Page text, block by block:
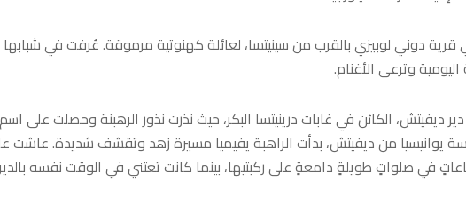
باسم ستوينا زاريتش في قرية دوني لوبيزي بالقرب من سينيتسا، لعائلة كهنوتية مرموقة. عُرفت في شبابها
وترعى الأغنام.
الكائن في غابات درينيتسا البكر، حيث نذرت نذور الرهبنة وحصلت على اسم
يوانيسيا من ديفيتش، بدأت الراهبة يفيميا مسيرة زهد وتقشف شديدة. عاشت
في صلواتٍ طويلةٍ دامعةٍ على ركبتيها، بينما كانت تعتني في الوقت نفسه